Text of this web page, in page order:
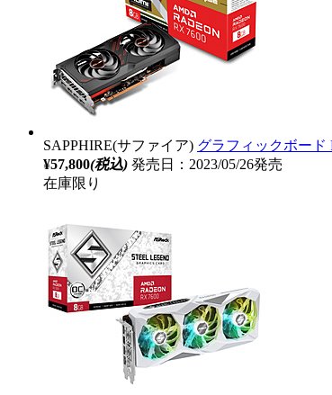
SAPPHIRE(サファイア) グラフィックボード
¥57,800(税込) 発売日：2023/05/26発売
在庫限り